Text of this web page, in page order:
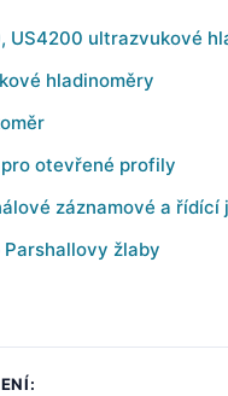
US4200 ultrazvukové
hladinoměry
otevřené profily
záznamové a řídící
žlaby